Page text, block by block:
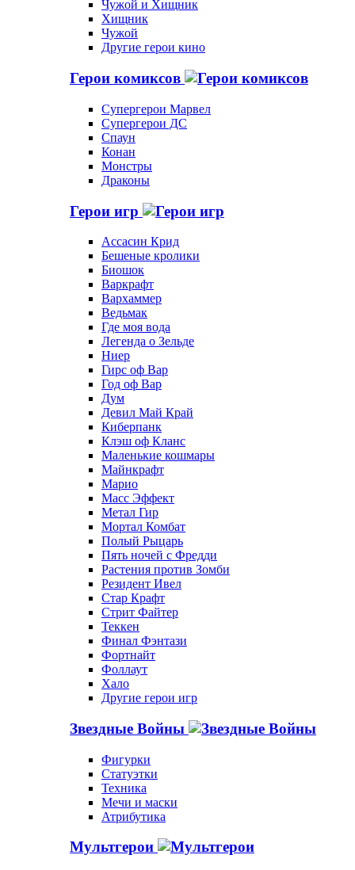
Чужой и Хищник
Хищник
Чужой
Другие герои кино
Герои комиксов
Супергерои Марвел
Супергерои ДС
Спаун
Конан
Монстры
Драконы
Герои игр
Ассасин Крид
Бешеные кролики
Биошок
Варкрафт
Вархаммер
Ведьмак
Где моя вода
Легенда о Зельде
Ниер
Гирс оф Вар
Год оф Вар
Дум
Девил Май Край
Киберпанк
Клэш оф Кланс
Маленькие кошмары
Майнкрафт
Марио
Масс Эффект
Метал Гир
Мортал Комбат
Полый Рыцарь
Пять ночей с Фредди
Растения против Зомби
Резидент Ивел
Стар Крафт
Стрит Файтер
Теккен
Финал Фэнтази
Фортнайт
Фоллаут
Хало
Другие герои игр
Звездные Войны
Фигурки
Статуэтки
Техника
Мечи и маски
Атрибутика
Мультгерои